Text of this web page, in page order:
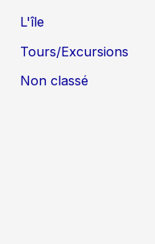
L'île
Tours/Excursions
Non classé